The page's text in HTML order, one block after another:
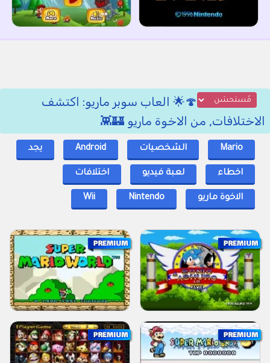
🍄🌟 العاب سوبر ماريو: اكتشف
الاختلافات, من الاخوة ماريو 🏰👾
Mario الشخصيات Android يجد
اخطاء لعبة فيديو اختلافات
الاخوة ماريو Nintendo
Wii